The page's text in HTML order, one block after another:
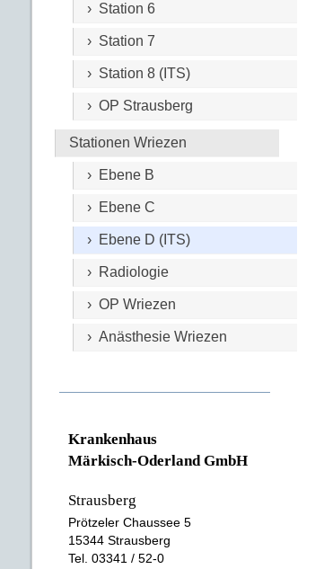
› Station 6
› Station 7
› Station 8 (ITS)
› OP Strausberg
Stationen Wriezen
› Ebene B
› Ebene C
› Ebene D (ITS)
› Radiologie
› OP Wriezen
› Anästhesie Wriezen
Krankenhaus
Märkisch-Oderland GmbH
Strausberg
Prötzeler Chaussee 5
15344 Strausberg
Tel. 03341 / 52-0